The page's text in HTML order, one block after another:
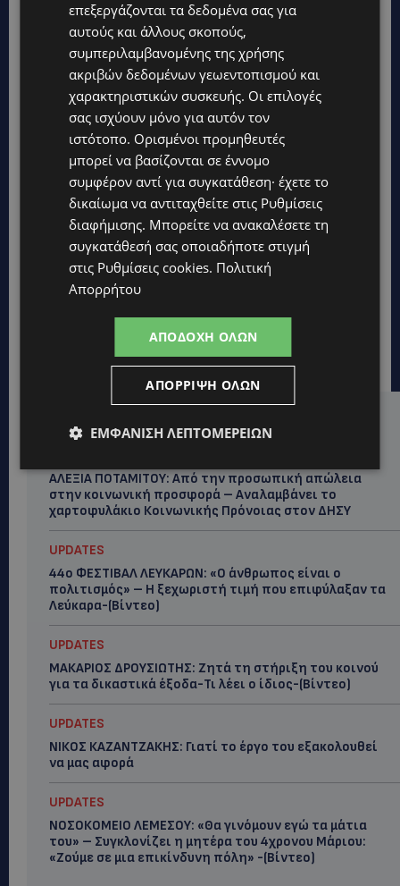
Hot this week
ΑΛΕΞΙΑ ΠΟΤΑΜΙΤΟΥ: Από την προσωπική απώλεια
στην κοινωνική προσφορά – Αναλαμβάνει το
χαρτοφυλάκιο Κοινωνικής Πρόνοιας στον ΔΗΣΥ
UPDATES
44ο ΦΕΣΤΙΒΑΛ ΛΕΥΚΑΡΩΝ: «Ο άνθρωπος είναι ο
πολιτισμός» – Η ξεχωριστή τιμή που επιφύλαξαν τα
Λεύκαρα-(Βίντεο)
UPDATES
ΜΑΚΑΡΙΟΣ ΔΡΟΥΣΙΩΤΗΣ: Ζητά τη στήριξη του κοινού
για τα δικαστικά έξοδα-Τι λέει ο ίδιος-(Βίντεο)
UPDATES
ΝΙΚΟΣ ΚΑΖΑΝΤΖΑΚΗΣ: Γιατί το έργο του εξακολουθεί
να μας αφορά
UPDATES
ΝΟΣΟΚΟΜΕΙΟ ΛΕΜΕΣΟΥ: «Θα γινόμουν εγώ τα μάτια
του» – Συγκλονίζει η μητέρα του 4χρονου Μάριου:
«Ζούμε σε μια επικίνδυνη πόλη» -(Βίντεο)
επεξεργάζονται τα δεδομένα σας για
αυτούς και άλλους σκοπούς,
συμπεριλαμβανομένης της χρήσης
ακριβών δεδομένων γεωεντοπισμού και
χαρακτηριστικών συσκευής. Οι επιλογές
σας ισχύουν μόνο για αυτόν τον
ιστότοπο. Ορισμένοι προμηθευτές
μπορεί να βασίζονται σε έννομο
συμφέρον αντί για συγκατάθεση· έχετε το
δικαίωμα να αντιταχθείτε στις Ρυθμίσεις
διαφήμισης. Μπορείτε να ανακαλέσετε τη
συγκατάθεσή σας οποιαδήποτε στιγμή
στις Ρυθμίσεις cookies. Πολιτική
Απορρήτου
ΑΠΟΔΟΧΉ ΌΛΩΝ
ΑΠΌΡΡΙΨΗ ΌΛΩΝ
ΕΜΦΆΝΙΣΗ ΛΕΠΤΟΜΕΡΕΙΏΝ